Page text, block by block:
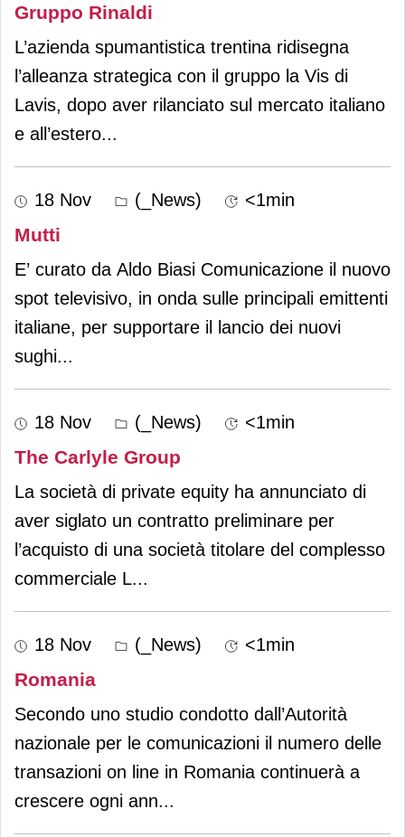
Gruppo Rinaldi
L’azienda spumantistica trentina ridisegna
l’alleanza strategica con il gruppo la Vis di
Lavis, dopo aver rilanciato sul mercato italiano
e all’estero...
18 Nov (_News) <1min
Mutti
E’ curato da Aldo Biasi Comunicazione il nuovo
spot televisivo, in onda sulle principali emittenti
italiane, per supportare il lancio dei nuovi
sughi...
18 Nov (_News) <1min
The Carlyle Group
La società di private equity ha annunciato di
aver siglato un contratto preliminare per
l’acquisto di una società titolare del complesso
commerciale L...
18 Nov (_News) <1min
Romania
Secondo uno studio condotto dall’Autorità
nazionale per le comunicazioni il numero delle
transazioni on line in Romania continuerà a
crescere ogni ann...